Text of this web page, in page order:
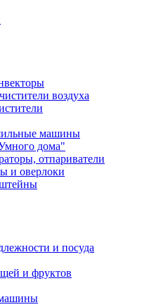
воздуха
машины
дома"
отпариватели
и оверлоки
и посуда
и фруктов